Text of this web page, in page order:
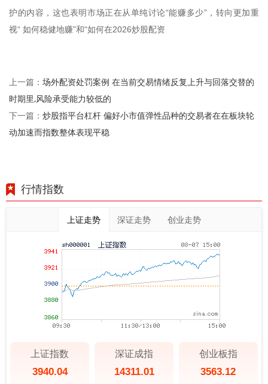
护的内容，这也表明市场正在从单纯讨论“能赚多少”，转向更加重
视“ 如何稳健地赚”和“如何在2026炒股配资
上一篇： 场外配资处罚案例 在当前交易情绪反复上升与回落交替的
时期里,风险承受能力较低的
下一篇： 炒股指平台杠杆 偏好小市值弹性品种的交易者在在板块轮
动加速而指数整体表现平稳
行情指数
上证走势 深证走势 创业走势
上证指数
3940.04
深证成指
14311.01
创业板指
3563.12